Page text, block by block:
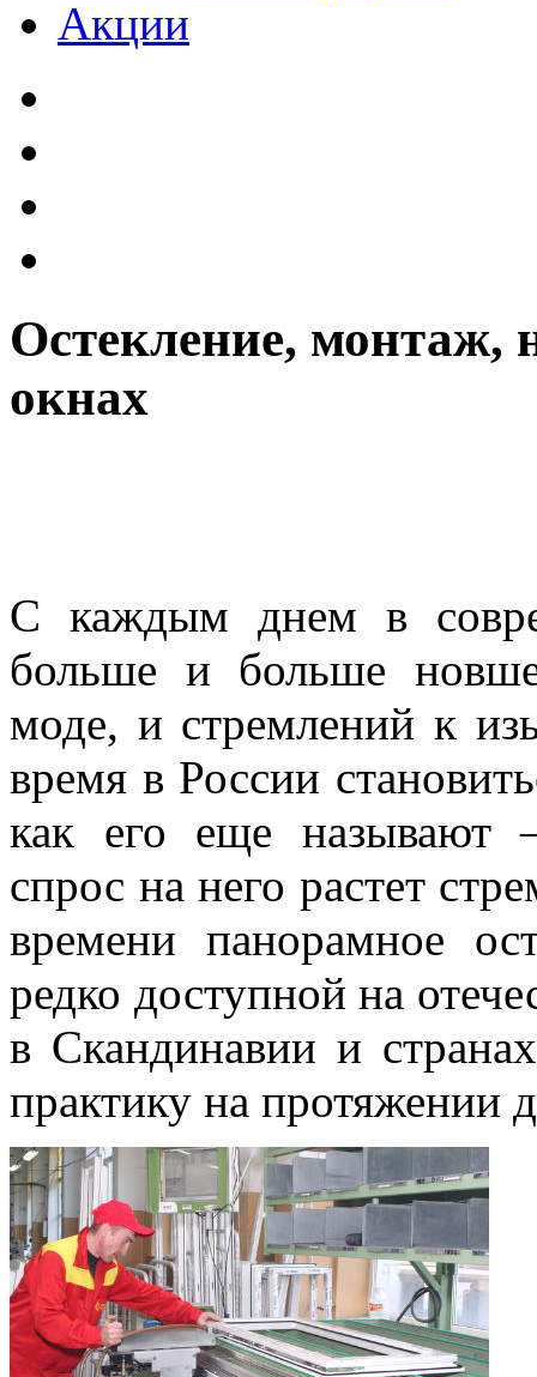
Акции
Остекление, монтаж,
окнах
С каждым днем в
больше и больше
моде, и стремлений к
время в России
как его еще называют
спрос на него растет
времени панорамное
редко доступной на
в Скандинавии и
практику на протяжении